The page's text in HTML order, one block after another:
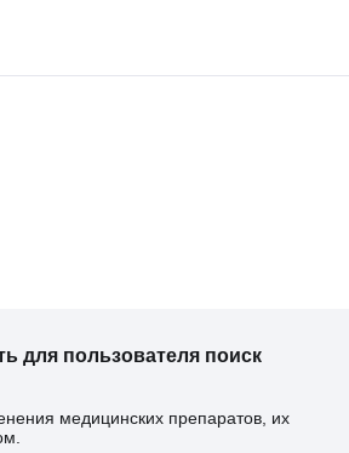
для пользователя поиск
медицинских препаратов, их